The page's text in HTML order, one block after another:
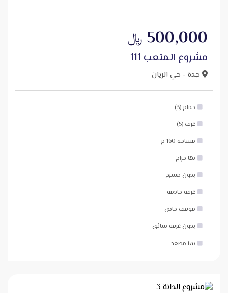
500,000 ﷼
مشروع المتعب 111
جدة - حي الريان
حمام (3)
غرف (5)
مساحة 160 م
بها جراج
بدون مسبح
غرفة خادمة
موقف خاص
بدون غرفة سائق
بها مصعد